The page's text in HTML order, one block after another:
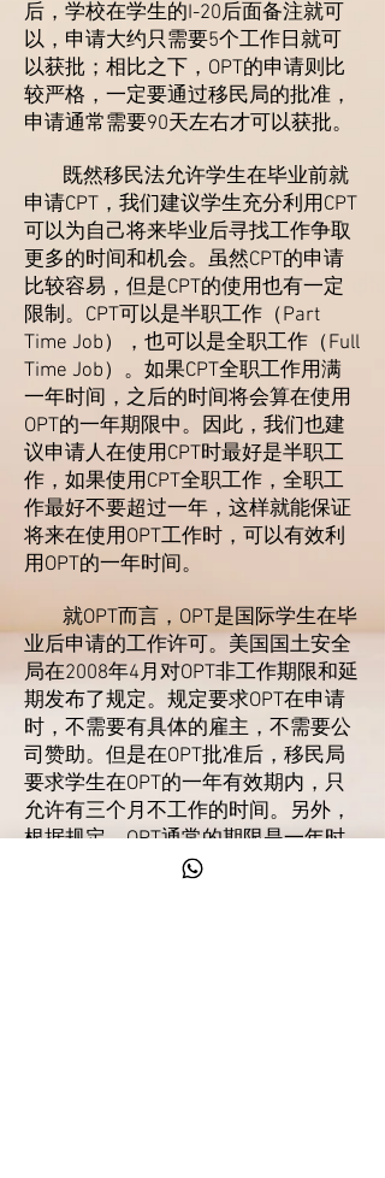
后，学校在学生的I-20后面备注就可
以，申请大约只需要5个工作日就可
以获批；相比之下，OPT的申请则比
较严格，一定要通过移民局的批准，
申请通常需要90天左右才可以获批。
既然移民法允许学生在毕业前就
申请CPT，我们建议学生充分利用CPT
可以为自己将来毕业后寻找工作争取
更多的时间和机会。虽然CPT的申请
比较容易，但是CPT的使用也有一定
限制。CPT可以是半职工作（Part
Time Job），也可以是全职工作（Full
Time Job）。如果CPT全职工作用满
一年时间，之后的时间将会算在使用
OPT的一年期限中。因此，我们也建
议申请人在使用CPT时最好是半职工
作，如果使用CPT全职工作，全职工
作最好不要超过一年，这样就能保证
将来在使用OPT工作时，可以有效利
用OPT的一年时间。
就OPT而言，OPT是国际学生在毕
业后申请的工作许可。美国国土安全
局在2008年4月对OPT非工作期限和延
期发布了规定。规定要求OPT在申请
时，不需要有具体的雇主，不需要公
司赞助。但是在OPT批准后，移民局
要求学生在OPT的一年有效期内，只
允许有三个月不工作的时间。另外，
根据规定，OPT通常的期限是一年时
间，不过一些专业的学生可以申请